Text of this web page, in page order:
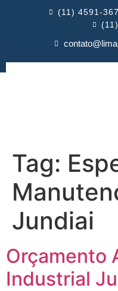
(11) 4591-
Tag:
Jundiai
Orçamento
Industrial